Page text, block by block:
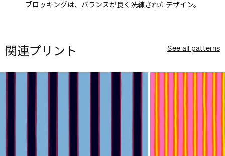
ブロッキングは、バランスが良く洗練されたデザイン。
関連プリント See all patterns